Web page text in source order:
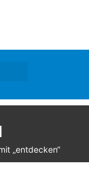
„entdecken“